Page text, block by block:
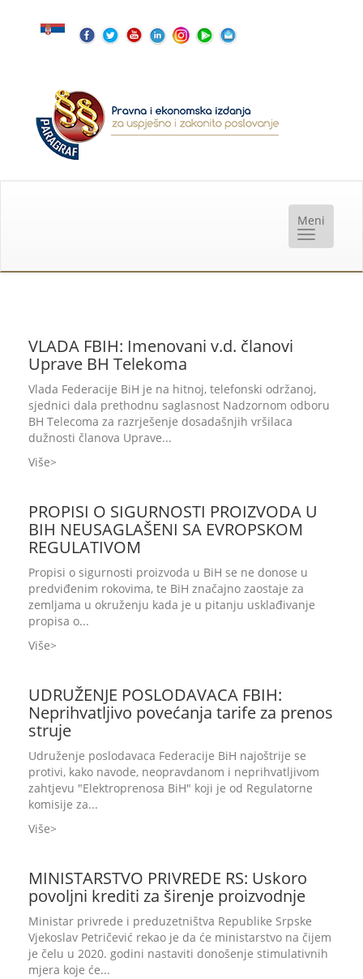
VLADA FBIH: Imenovani v.d. članovi
Uprave BH Telekoma
Vlada Federacije BiH je na hitnoj, telefonski održanoj,
sjednici dala prethodnu saglasnost Nadzornom odboru
BH Telecoma za razrješenje dosadašnjih vršilaca
dužnosti članova Uprave...
Više
PROPISI O SIGURNOSTI PROIZVODA U
BIH NEUSAGLAŠENI SA EVROPSKOM
REGULATIVOM
Propisi o sigurnosti proizvoda u BiH se ne donose u
predviđenim rokovima, te BiH značajno zaostaje za
zemljama u okruženju kada je u pitanju usklađivanje
propisa o...
Više
UDRUŽENJE POSLODAVACA FBIH:
Neprihvatljivo povećanja tarife za prenos
struje
Udruženje poslodavaca Federacije BiH najoštrije se
protivi, kako navode, neopravdanom i neprihvatljivom
zahtjevu "Elektroprenosa BiH" koji je od Regulatorne
komisije za...
Više
MINISTARSTVO PRIVREDE RS: Uskoro
povoljni krediti za širenje proizvodnje
Ministar privrede i preduzetništva Republike Srpske
Vjekoslav Petričević rekao je da će ministarstvo na čijem
je čelu u 2020. godini nastaviti donošenje stimulativnih
mjera koje će...